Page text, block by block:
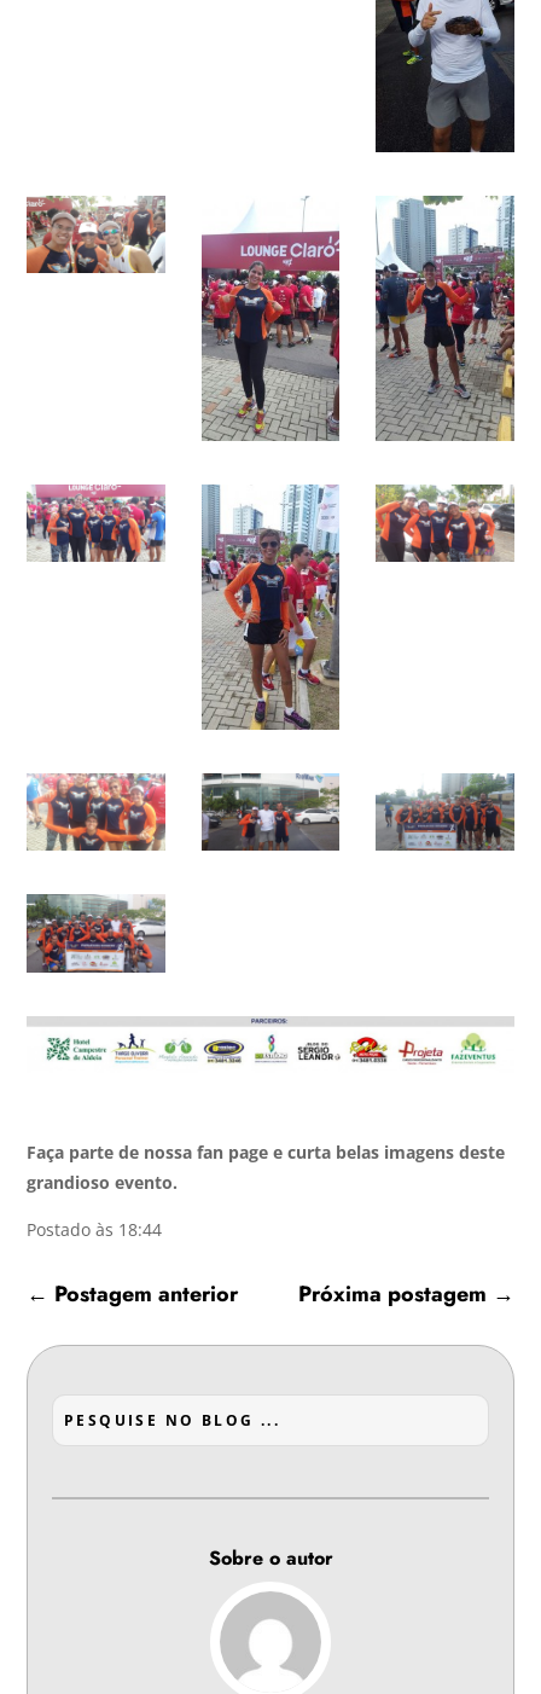
Faça parte de nossa fan page e curta belas imagens deste
grandioso evento.
Postado às 18:44
← Postagem anterior Próxima postagem →
Sobre o autor